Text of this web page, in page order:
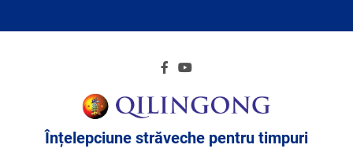
Înțelepciune străveche pentru timpuri